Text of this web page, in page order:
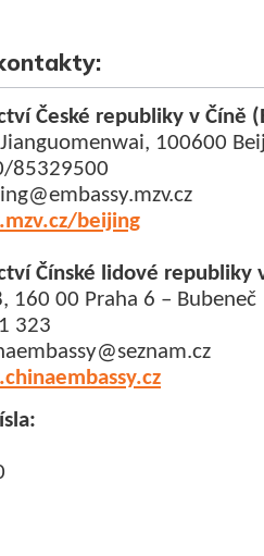
České republiky v Číně
100600
85329500
beijing
Čínské lidové republiky
160 00 Praha 6 – Bubeneč
323